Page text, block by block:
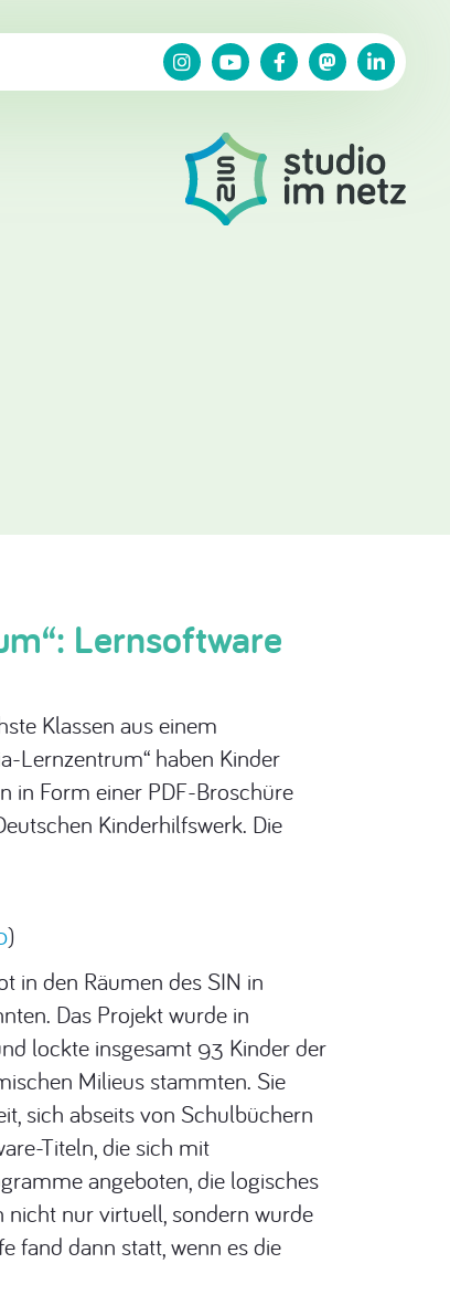
Lernsoftware
Klassen aus einem
Lernzentrum“ haben Kinder
in Form einer PDF-Broschüre
Kinderhilfswerk. Die
)
in den Räumen des SIN in
Das Projekt wurde in
lockte insgesamt 93 Kinder der
Milieus stammten. Sie
sich abseits von Schulbüchern
Titeln, die sich mit
angeboten, die logisches
nur virtuell, sondern wurde
fand dann statt, wenn es die